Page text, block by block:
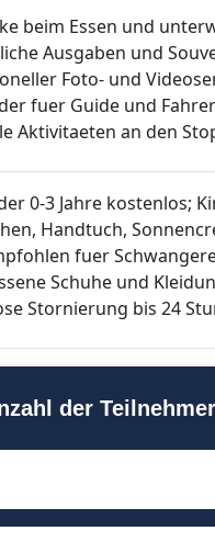
beim Essen und
Ausgaben und
Foto- und
fuer Guide und Fahrer
Aktivitaeten an den
0-3 Jahre kostenlos;
Handtuch,
fuer
Schuhe und
Stornierung bis 24
der